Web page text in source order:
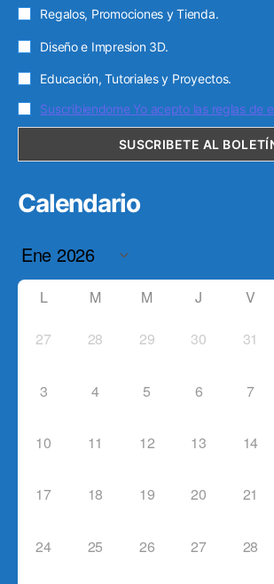
Regalos, Promociones y Tienda.
Diseño e Impresion 3D.
Educación, Tutoriales y Proyectos.
Suscribiendome Yo acepto las reglas de
Calendario
L M M J V
27 28 29 30 31
3 4 5 6 7
10 11 12 13 14
17 18 19 20 21
24 25 26 27 28